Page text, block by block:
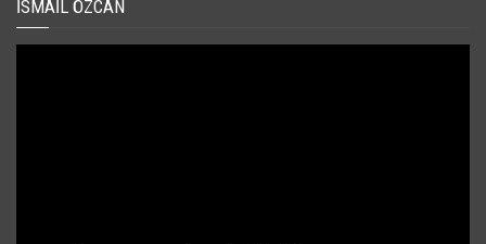
İSMAIL ÖZCAN